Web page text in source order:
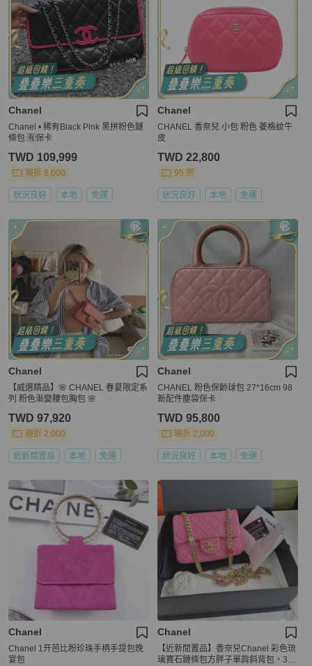
Chanel
Chanel • 稀有Black Pink 黑拼粉色鏈
條包 🈶保卡
TWD 109,999
現折 8,000
狀況良好 本地 免運
Chanel
CHANEL 香奈兒 小包 粉色 菱格紋牛
皮
TWD 22,800
95 折
狀況良好 本地 免運
Chanel
【威選精品】🌸 CHANEL 春夏限定系
列 粉色漸變腰包胸包 🌸
TWD 97,920
現折 2,000
近新閒置品 本地 免運
Chanel
CHANEL 粉色保齡球包 27*16cm 98
新配件塵袋保卡
TWD 95,800
現折 2,000
狀況良好 本地 免運
Chanel
Chanel 1开芭比粉珍珠手柄手提包晚
宴包
Chanel
【近新閒置品】香奈兒Chanel 彩色琉
璃寶石鏈條包方胖子單肩斜背包，31